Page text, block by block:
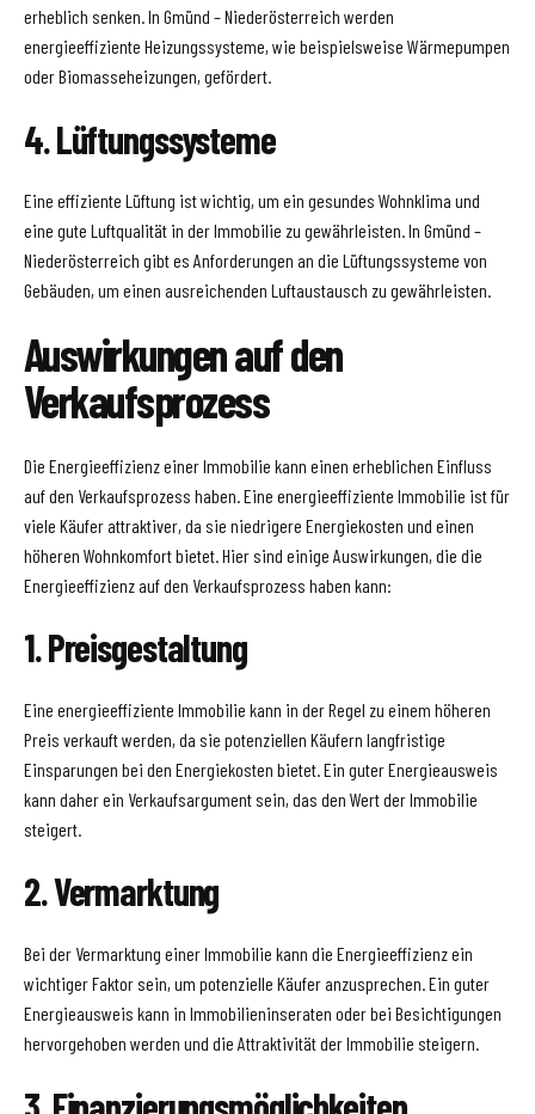
erheblich senken. In Gmünd – Niederösterreich werden
energieeffiziente Heizungssysteme, wie beispielsweise Wärmepumpen
oder Biomasseheizungen, gefördert.
4. Lüftungssysteme
Eine effiziente Lüftung ist wichtig, um ein gesundes Wohnklima und
eine gute Luftqualität in der Immobilie zu gewährleisten. In Gmünd –
Niederösterreich gibt es Anforderungen an die Lüftungssysteme von
Gebäuden, um einen ausreichenden Luftaustausch zu gewährleisten.
Auswirkungen auf den
Verkaufsprozess
Die Energieeffizienz einer Immobilie kann einen erheblichen Einfluss
auf den Verkaufsprozess haben. Eine energieeffiziente Immobilie ist für
viele Käufer attraktiver, da sie niedrigere Energiekosten und einen
höheren Wohnkomfort bietet. Hier sind einige Auswirkungen, die die
Energieeffizienz auf den Verkaufsprozess haben kann:
1. Preisgestaltung
Eine energieeffiziente Immobilie kann in der Regel zu einem höheren
Preis verkauft werden, da sie potenziellen Käufern langfristige
Einsparungen bei den Energiekosten bietet. Ein guter Energieausweis
kann daher ein Verkaufsargument sein, das den Wert der Immobilie
steigert.
2. Vermarktung
Bei der Vermarktung einer Immobilie kann die Energieeffizienz ein
wichtiger Faktor sein, um potenzielle Käufer anzusprechen. Ein guter
Energieausweis kann in Immobilieninseraten oder bei Besichtigungen
hervorgehoben werden und die Attraktivität der Immobilie steigern.